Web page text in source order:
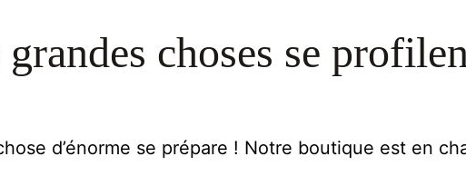
choses se
d’énorme se prépare ! Notre boutique est en